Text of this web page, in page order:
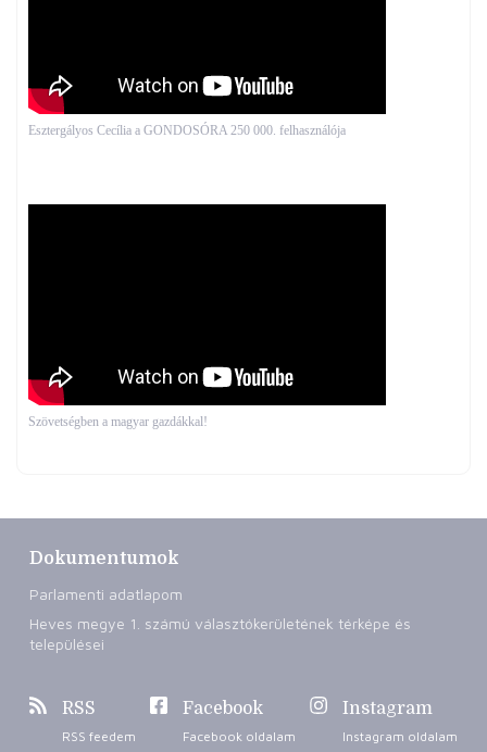
Esztergályos Cecília a GONDOSÓRA 250 000. felhasználója
Szövetségben a magyar gazdákkal!
Dokumentumok
Parlamenti adatlapom
Heves megye 1. számú választókerületének térképe és
települései
RSS
RSS feedem
Facebook
Facebook oldalam
Instagram
Instagram oldalam